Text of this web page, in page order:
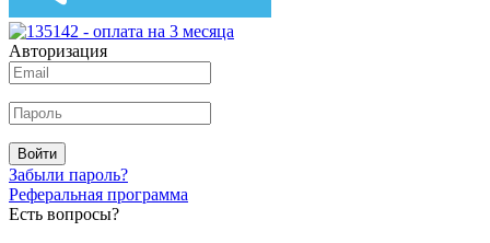
Авторизация
Войти
Забыли пароль?
Реферальная программа
Есть вопросы?